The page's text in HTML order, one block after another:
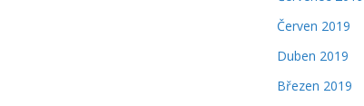
Červen 2019
Duben 2019
Březen 2019